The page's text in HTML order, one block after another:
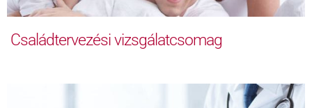
Családtervezési vizsgálatcsomag